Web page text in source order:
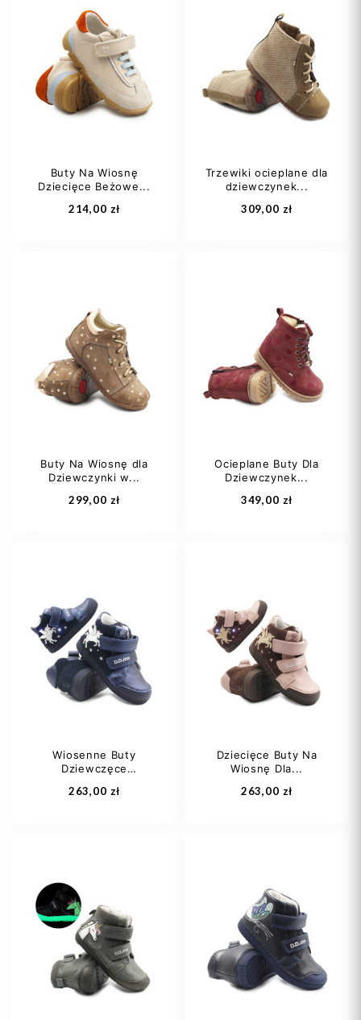
22
Dodaj do koszyka
22
23
24
Dodaj do koszyka
Buty Na Wiosnę
Dziecięce Beżowe...
214,00 zł
20
23
24 +1
Dodaj do koszyka
Trzewiki ocieplane dla
dziewczynek...
309,00 zł
21
22
23
24 +1
Dodaj do koszyka
Buty Na Wiosnę dla
Dziewczynki w...
299,00 zł
20 22
23
24
25
Dodaj do koszyka
Ocieplane Buty Dla
Dziewczynek...
349,00 zł
21 22
25
Dodaj do koszyka
Wiosenne Buty
Dziewczęce
263,00 zł
25 26
30
Dziecięce Buty Na
Wiosnę Dla...
263,00 zł
26 29